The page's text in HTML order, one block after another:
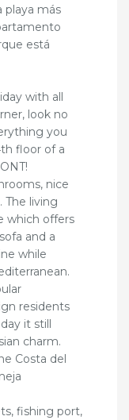
playa más
está
with all
look no
you
floor of a
nice
The living
which offers
and a
while
residents
it still
charm.
Costa del
fishing port,